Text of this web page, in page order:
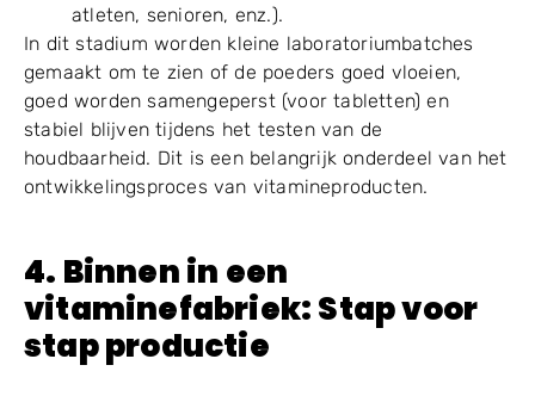
atleten, senioren, enz.).
In dit stadium worden kleine laboratoriumbatches
gemaakt om te zien of de poeders goed vloeien,
goed worden samengeperst (voor tabletten) en
stabiel blijven tijdens het testen van de
houdbaarheid. Dit is een belangrijk onderdeel van het
ontwikkelingsproces van vitamineproducten.
4. Binnen in een
vitaminefabriek: Stap voor
stap productie